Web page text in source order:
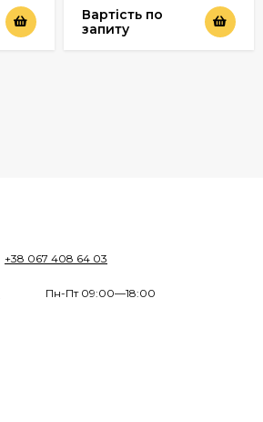
Вартість по
запиту
+38 067 408 64 03
Пн-Пт 09:00—18:00